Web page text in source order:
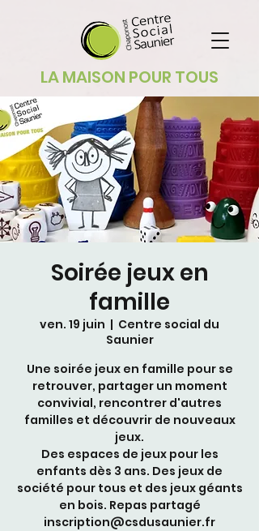
LA MAISON POUR TOUS
Soirée jeux en
famille
ven. 19 juin
  |
Centre social du
Saunier
Une soirée jeux en famille pour se
retrouver, partager un moment
convivial, rencontrer d'autres
familles et découvrir de nouveaux
jeux.
Des espaces de jeux pour les
enfants dès 3 ans. Des jeux de
société pour tous et des jeux géants
en bois. Repas partagé
inscription@csdusaunier.fr